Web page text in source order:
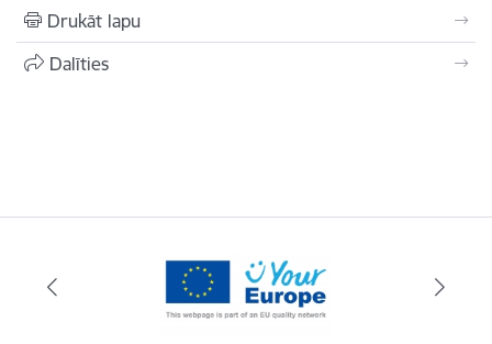
Drukāt lapu
Dalīties